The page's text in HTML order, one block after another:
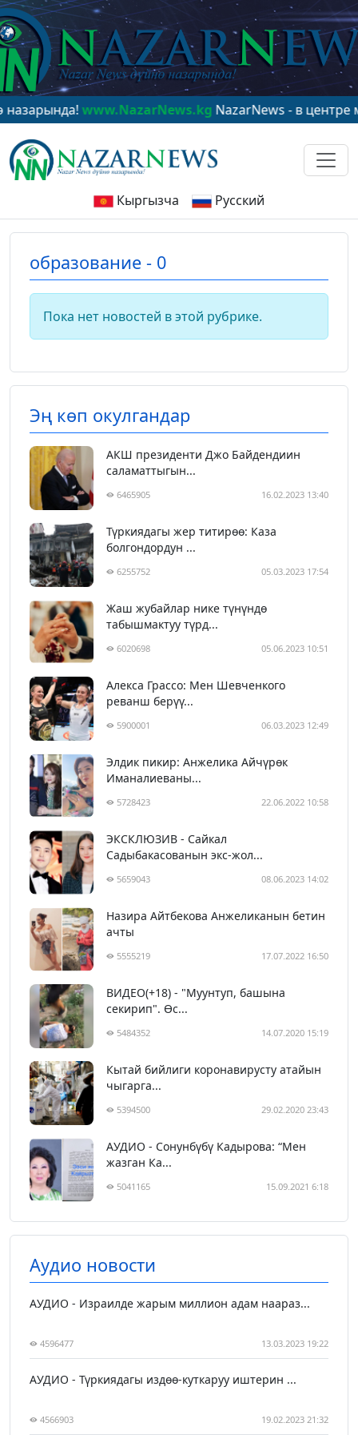
www.NazarNews.kgNazarNews - в центре
Кыргызча Русский
образование - 0
Пока нет новостей в этой рубрике.
Эң көп окулгандар
АКШ президенти Джо Байдендиин
саламаттыгын...
6465905 16.02.2023 13:40
Түркиядагы жер титирөө: Каза
болгондордун ...
6255752 05.03.2023 17:54
Жаш жубайлар нике түнүндө
табышмактуу түрд...
6020698 05.06.2023 10:51
Алекса Грассо: Мен Шевченкого
реванш берүү...
5900001 06.03.2023 12:49
Элдик пикир: Анжелика Айчүрөк
Иманалиеваны...
5728423 22.06.2022 10:58
ЭКСКЛЮЗИВ - Сайкал
Садыбакасованын экс-жол...
5659043 08.06.2023 14:02
Назира Айтбекова Анжеликанын бетин
ачты
5555219 17.07.2022 16:50
ВИДЕО(+18) - "Муунтуп, башына
секирип". Өс...
5484352 14.07.2020 15:19
Кытай бийлиги коронавирусту атайын
чыгарга...
5394500 29.02.2020 23:43
АУДИО - Сонунбүбү Кадырова: “Мен
жазган Ка...
5041165 15.09.2021 6:18
Аудио новости
АУДИО - Израилде жарым миллион адам наараз...
4596477 13.03.2023 19:22
АУДИО - Түркиядагы издөө-куткаруу иштерин ...
4566903 19.02.2023 21:32